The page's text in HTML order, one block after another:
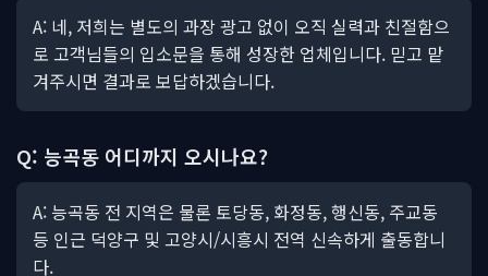
A: 네, 저희는 별도의 과장 광고 없이 오직 실력과 친절함으
로 고객님들의 입소문을 통해 성장한 업체입니다. 믿고 맡
겨주시면 결과로 보답하겠습니다.
Q: 능곡동 어디까지 오시나요?
A: 능곡동 전 지역은 물론 토당동, 화정동, 행신동, 주교동
등 인근 덕양구 및 고양시/시흥시 전역 신속하게 출동합니
다.